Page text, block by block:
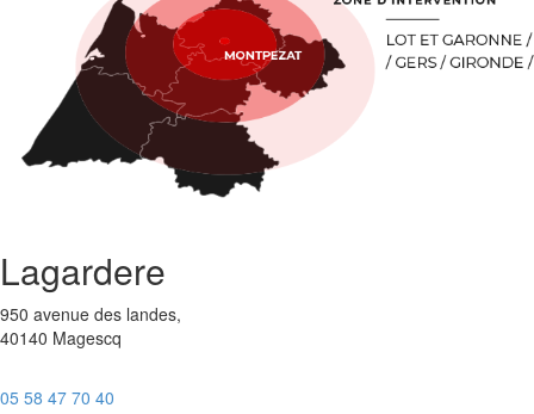
Lagardere
950 avenue des landes,
40140 Magescq
05 58 47 70 40